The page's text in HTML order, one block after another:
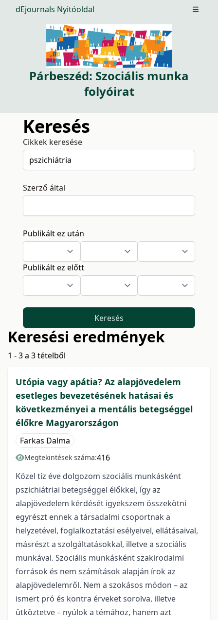
dEjournals Nyitóoldal Open
Párbeszéd: Szociális munka
folyóirat
Keresés
Cikkek keresése
Szerző által
Publikált ez után
Publikált ez előtt
Keresés
Keresési eredmények
1 - 3 a 3 tételből
Utópia vagy apátia? Az alapjövedelem
esetleges bevezetésének hatásai és
következményei a mentális betegséggel
élőkre Magyarországon
Farkas Dalma
Megtekintések száma:416
Közel tíz éve dolgozom szociális munkásként
pszichiátriai betegséggel élőkkel, így az
alapjövedelem kérdését igyekszem összekötni
egyrészt ennek a társadalmi csoportnak a
helyzetével, foglalkoztatási esélyeivel, ellátásaival,
másrészt a szolgáltatásokkal, illetve a szociális
munkával. Szociális munkásként szakirodalmi
források és nem számítások alapján írok az
alapjövedelemről. Nem a szokásos módon – az
ismert pró és kontra érveket sorolva, illetve
ütköztetve – nyúlok a témához, hanem azt